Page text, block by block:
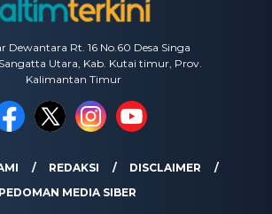
Dewantara Rt. 16 No.60 Desa Singa
Utara, Kab. Kutai timur, Prov.
Kalimantan Timur
REDAKSI
DISCLAIMER
PEDOMAN MEDIA SIBER